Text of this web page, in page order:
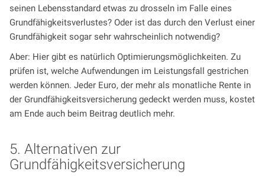
seinen Lebensstandard etwas zu drosseln im Falle eines
Grundfähigkeitsverlustes? Oder ist das durch den Verlust einer
Grundfähigkeit sogar sehr wahrscheinlich notwendig?
Aber: Hier gibt es natürlich Optimierungsmöglichkeiten. Zu
prüfen ist, welche Aufwendungen im Leistungsfall gestrichen
werden können. Jeder Euro, der mehr als monatliche Rente in
der Grundfähigkeitsversicherung gedeckt werden muss, kostet
am Ende auch beim Beitrag deutlich mehr.
5. Alternativen zur
Grundfähigkeitsversicherung